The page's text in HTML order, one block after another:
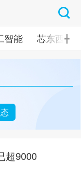
智能 芯东西 ╋
超9000